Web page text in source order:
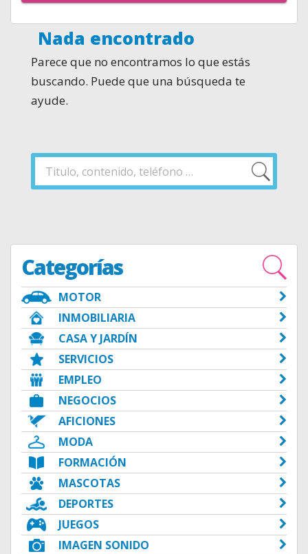
Nada encontrado
Parece que no encontramos lo que estás
buscando. Puede que una búsqueda te
ayude.
Buscar
Buscar
Categorías
MOTOR
INMOBILIARIA
CASA Y JARDÍN
SERVICIOS
EMPLEO
NEGOCIOS
AFICIONES
MODA
FORMACIÓN
MASCOTAS
DEPORTES
JUEGOS
IMAGEN SONIDO